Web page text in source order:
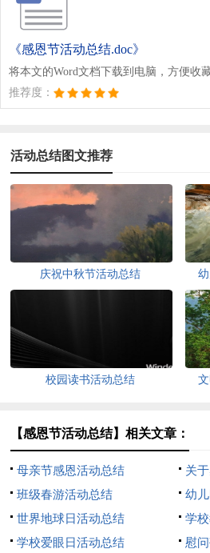
《感恩节活动总结.doc》
将本文的Word文档下载到电脑，方便收
推荐度：
活动总结图文推荐
庆祝中秋节活动总结
校园读书活动总结
【感恩节活动总结】相关文章：
母亲节感恩活动总结
关
班级春游活动总结
幼
世界地球日活动总结
学
学校爱眼日活动总结
慰